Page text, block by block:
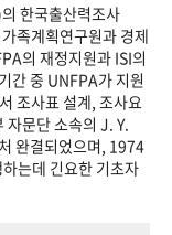
한국출산력조사
족계획연구원과 경제
의 재정지원과 ISI의
간 중 UNFPA가 지원
조사표 설계, 조사요
문단 소속의 J. Y.
완결되었으며, 1974
는데 긴요한 기초자